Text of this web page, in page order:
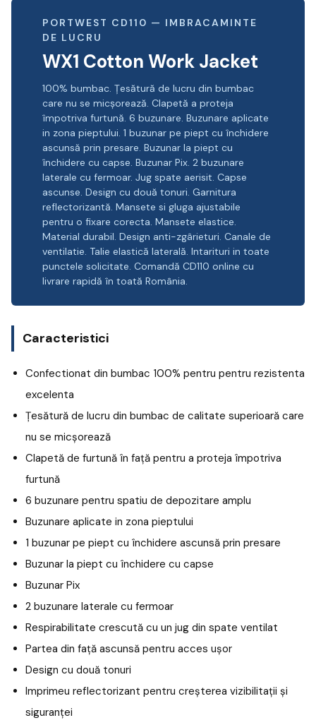
PORTWEST CD110 — IMBRACAMINTE
DE LUCRU
WX1 Cotton Work Jacket
100% bumbac. Țesătură de lucru din bumbac
care nu se micșorează. Clapetă a proteja
împotriva furtună. 6 buzunare. Buzunare aplicate
in zona pieptului. 1 buzunar pe piept cu închidere
ascunsă prin presare. Buzunar la piept cu
închidere cu capse. Buzunar Pix. 2 buzunare
laterale cu fermoar. Jug spate aerisit. Capse
ascunse. Design cu două tonuri. Garnitura
reflectorizantă. Mansete si gluga ajustabile
pentru o fixare corecta. Mansete elastice.
Material durabil. Design anti-zgârieturi. Canale de
ventilatie. Talie elastică laterală. Intarituri in toate
punctele solicitate. Comandă CD110 online cu
livrare rapidă în toată România.
Caracteristici
Confectionat din bumbac 100% pentru pentru rezistenta
excelenta
Țesătură de lucru din bumbac de calitate superioară care
nu se micșorează
Clapetă de furtună în față pentru a proteja împotriva
furtună
6 buzunare pentru spatiu de depozitare amplu
Buzunare aplicate in zona pieptului
1 buzunar pe piept cu închidere ascunsă prin presare
Buzunar la piept cu închidere cu capse
Buzunar Pix
2 buzunare laterale cu fermoar
Respirabilitate crescută cu un jug din spate ventilat
Partea din față ascunsă pentru acces ușor
Design cu două tonuri
Imprimeu reflectorizant pentru creșterea vizibilitații și
siguranței